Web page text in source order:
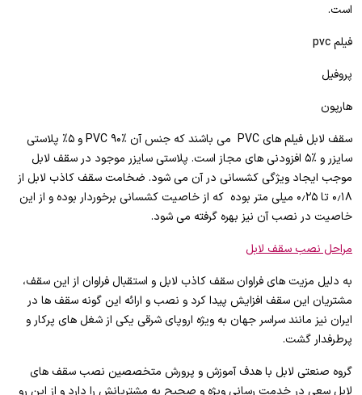
است.
فیلم pvc
پروفیل
هارپون
سقف لابل فیلم های PVC می باشند که جنس آن %۹۰ PVC و ۵% پلاستی
سایزر و %۵ افزودنی های مجاز است. پلاستی سایزر موجود در سقف لابل
موجب ایجاد ویژگی کشسانی در آن می شود. ضخامت سقف کاذب لابل از
۰٫۱۸ تا ۰٫۲۵ میلی متر بوده که از خاصیت کشسانی برخوردار بوده و از این
خاصیت در نصب آن نیز بهره گرفته می شود.
مراحل نصب سقف لابل
به دلیل مزیت های فراوان سقف کاذب لابل و استقبال فراوان از این سقف،
مشتریان این سقف افزایش پیدا کرد و نصب و ارائه این گونه سقف ها در
ایران نیز مانند سراسر جهان به ویژه اروپای شرقی یکی از شغل های پرکار و
پرطرفدار گشت.
گروه صنعتی لابل با هدف آموزش و پرورش متخصصین نصب سقف های
لابل سعی در خدمت رسانی ویژه و صحیح به مشتریانش را دارد و از این رو